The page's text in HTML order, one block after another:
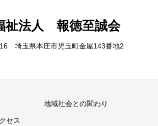
祉法人 報徳至誠会
埼玉県本庄市児玉町金屋143番地2
地域社会との関わり
セス